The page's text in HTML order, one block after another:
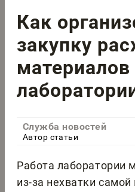
Как
закупку
материалов
Служба новостей
Автор статьи
Работа лаборатории
из-за нехватки самой